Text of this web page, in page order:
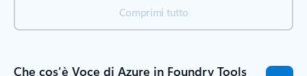
Comprimi tutto
Che cos'è Voce di Azure in Foundry Tools